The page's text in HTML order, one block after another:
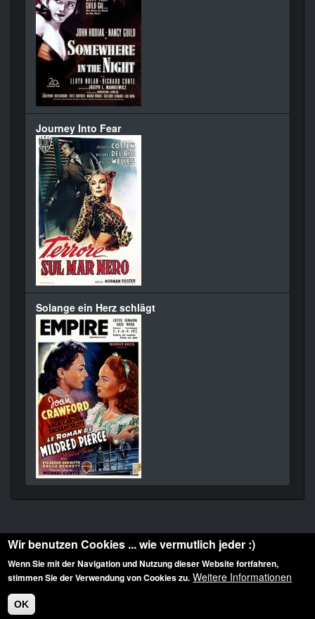
Journey Into Fear
Solange ein Herz schlägt
Diese Website ist urheberrechtlich geschützt: © 2010-2026 der Film Noir de. Alle
Rechte vorbehalten.
Wir benutzen Cookies ... wie vermutlich jeder :)
Wenn Sie mit der Navigation und Nutzung dieser Website fortfahren,
stimmen Sie der Verwendung von Cookies zu. Weitere Informationen
OK